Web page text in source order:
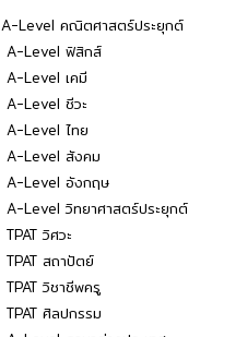
A-Level คณิตศาสตร์ประยุกต์
A-Level ฟิสิกส์
A-Level เคมี
A-Level ชีวะ
A-Level ไทย
A-Level สังคม
A-Level อังกฤษ
A-Level วิทยาศาสตร์ประยุกต์
TPAT วิศวะ
TPAT สถาปัตย์
TPAT วิชาชีพครู
TPAT ศิลปกรรม